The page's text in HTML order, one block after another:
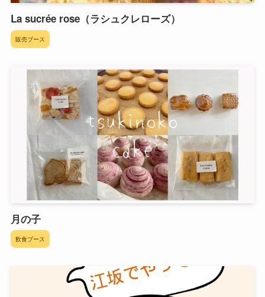
La sucrée rose（ラシュクレローズ）
販売ブース
月の子
飲食ブース